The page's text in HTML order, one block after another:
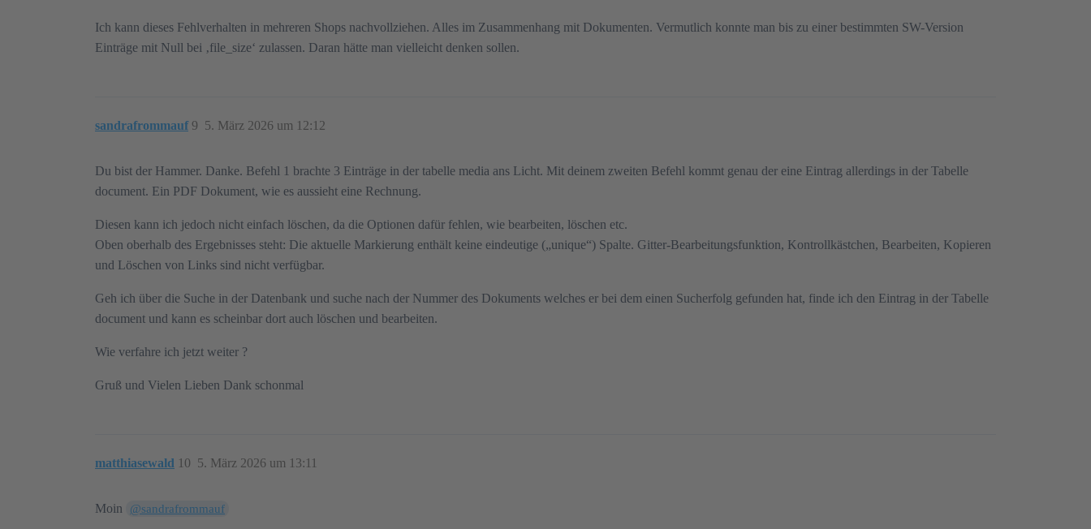
Ich kann dieses Fehlverhalten in mehreren Shops nachvollziehen. Alles im Zusammenhang mit Dokumenten. Vermutlich konnte man bis zu einer bestimmten SW-Version
Einträge mit Null bei ‚file_size‘ zulassen. Daran hätte man vielleicht denken sollen.
sandrafrommauf 5. März 2026 um 12:12
9
Du bist der Hammer. Danke. Befehl 1 brachte 3 Einträge in der tabelle media ans Licht. Mit deinem zweiten Befehl kommt genau der eine Eintrag allerdings in der Tabelle
document. Ein PDF Dokument, wie es aussieht eine Rechnung.
Diesen kann ich jedoch nicht einfach löschen, da die Optionen dafür fehlen, wie bearbeiten, löschen etc.
Oben oberhalb des Ergebnisses steht: Die aktuelle Markierung enthält keine eindeutige („unique“) Spalte. Gitter-Bearbeitungsfunktion, Kontrollkästchen, Bearbeiten, Kopieren
und Löschen von Links sind nicht verfügbar.
Geh ich über die Suche in der Datenbank und suche nach der Nummer des Dokuments welches er bei dem einen Sucherfolg gefunden hat, finde ich den Eintrag in der Tabelle
document und kann es scheinbar dort auch löschen und bearbeiten.
Wie verfahre ich jetzt weiter ?
Gruß und Vielen Lieben Dank schonmal
matthiasewald 5. März 2026 um 13:11
10
Moin @sandrafrommauf